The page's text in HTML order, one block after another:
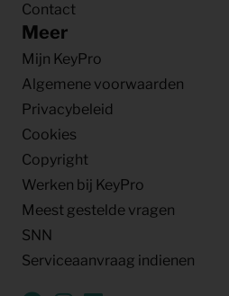
Contact
Meer
Mijn KeyPro
Algemene voorwaarden
Privacybeleid
Cookies
Copyright
Werken bij KeyPro
Meest gestelde vragen
SNN
Serviceaanvraag indienen